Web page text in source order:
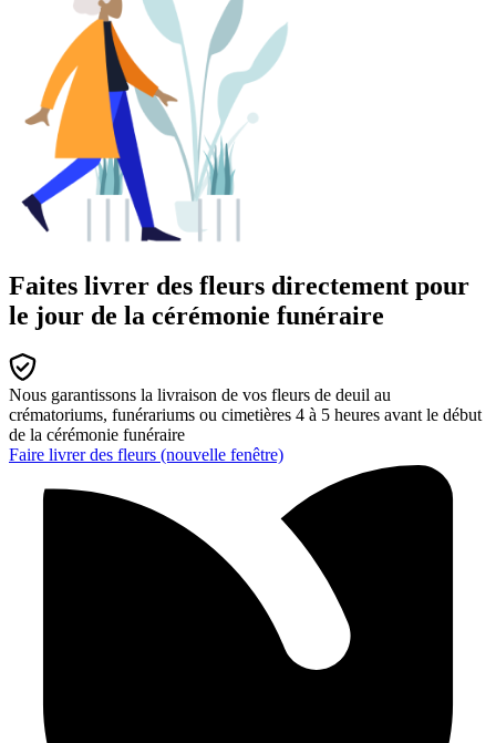
Faites livrer des fleurs directement pour
le jour de la cérémonie funéraire
Nous garantissons la livraison de vos fleurs de deuil au
crématoriums, funérariums ou cimetières 4 à 5 heures avant le début
de la cérémonie funéraire
Faire livrer des fleurs (nouvelle fenêtre)